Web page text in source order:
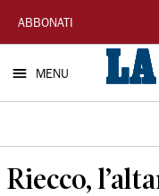
La
Nuova
Sardegna
ABBONATI
MENU
Riecco,